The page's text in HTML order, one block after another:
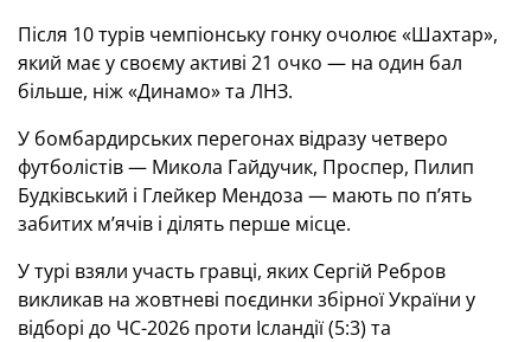
Після 10 турів чемпіонську гонку очолює «Шахтар»,
який має у своєму активі 21 очко — на один бал
більше, ніж «Динамо» та ЛНЗ.
У бомбардирських перегонах відразу четверо
футболістів — Микола Гайдучик, Проспер, Пилип
Будківський і Глейкер Мендоза — мають по п’ять
забитих м’ячів і ділять перше місце.
У турі взяли участь гравці, яких Сергій Ребров
викликав на жовтневі поєдинки збірної України у
відборі до ЧС-2026 проти Ісландії (5:3) та